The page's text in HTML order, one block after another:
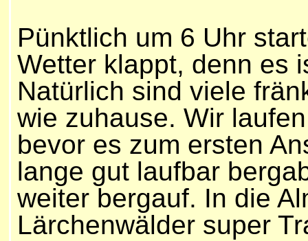
Pünktlich um 6 Uhr
Wetter klappt, denn es
Natürlich sind viele
wie zuhause. Wir
bevor es zum ersten
lange gut laufbar
weiter bergauf. In die
Lärchenwälder super